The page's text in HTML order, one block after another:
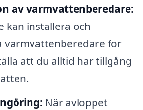
av varmvattenberedare:
kan installera och
varmvattenberedare för
att du alltid har tillgång
När avloppet